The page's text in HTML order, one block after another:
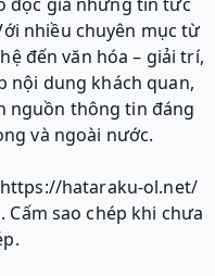
nhiều chuyên mục từ
đến văn hóa – giải trí,
nội dung khách quan,
nguồn thông tin đáng
và ngoài nước.
hataraku-ol.net/
Cấm sao chép khi chưa